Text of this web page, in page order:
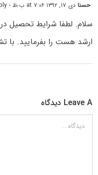
حسنادی ۱۷, ۱۳۹۲ at ۷:۰۶ ب٫ظ - Reply
سلام. لطفا شرایط تحصیل
ارشد هست را بفرمایید. با
Leave A دیدگاه
دیدگاه